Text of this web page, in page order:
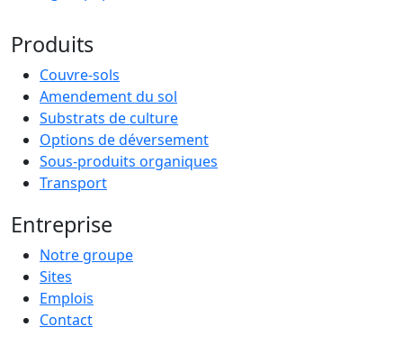
Produits
Couvre-sols
Amendement du sol
Substrats de culture
Options de déversement
Sous-produits organiques
Transport
Entreprise
Notre groupe
Sites
Emplois
Contact